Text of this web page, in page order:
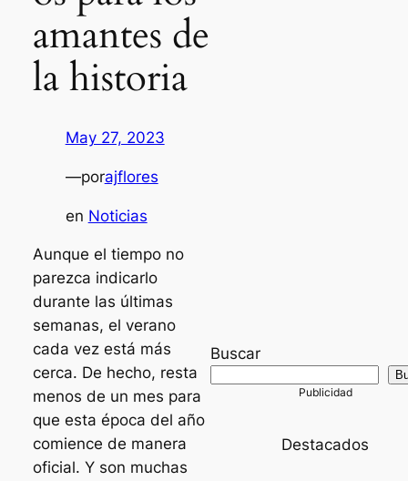
amantes de
la historia
May 27, 2023
—porajflores
en Noticias
Aunque el tiempo no
parezca indicarlo
durante las últimas
semanas, el verano
cada vez está más
cerca. De hecho, resta
menos de un mes para
que esta época del año
comience de manera
oficial. Y son muchas
Buscar
Destacados